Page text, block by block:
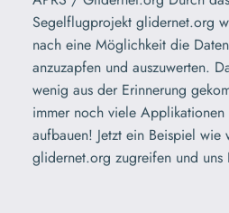
Segelflugprojekt glidernet.org
nach eine Möglichkeit die
anzuzapfen und auszuwerten.
wenig aus der Erinnerung
immer noch viele
aufbauen! Jetzt ein Beispiel
glidernet.org zugreifen und